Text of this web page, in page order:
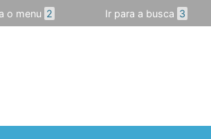
o menu 2 Ir para a busca 3